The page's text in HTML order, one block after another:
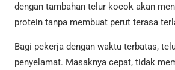
dengan tambahan telur kocok akan
protein tanpa membuat perut terasa
Bagi pekerja dengan waktu terbatas,
penyelamat. Masaknya cepat, tidak